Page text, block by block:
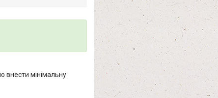
внести мінімальну